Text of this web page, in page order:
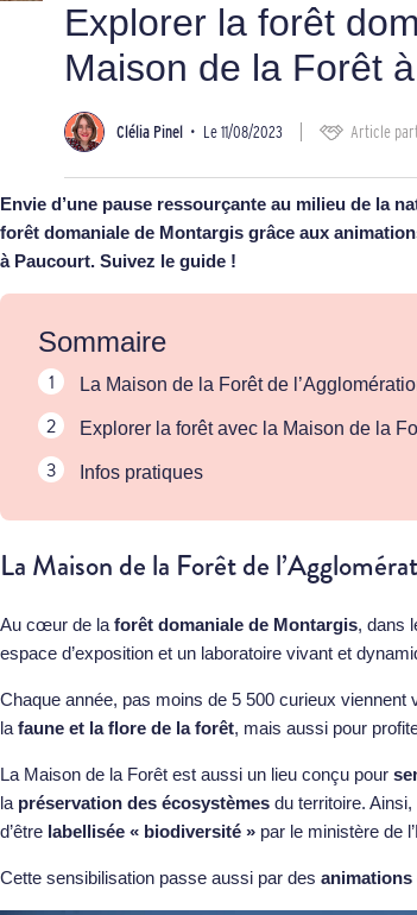
Explorer la forêt
Maison de la Forêt
Clélia Pinel • Le 11/08/2023 Article
Envie d’une pause ressourçante au milieu de la
forêt domaniale de Montargis grâce aux
à Paucourt. Suivez le guide !
Sommaire
La Maison de la Forêt de
Explorer la forêt avec la Maison de la
Infos pratiques
La Maison de la Forêt de
Au cœur de la forêt domaniale de Montargis, dans
espace d’exposition et un laboratoire vivant et
Chaque année, pas moins de 5 500 curieux
la faune et la flore de la forêt, mais aussi pour
La Maison de la Forêt est aussi un lieu conçu pour
la préservation des écosystèmes du territoire.
d’être labellisée « biodiversité » par le ministère de
Cette sensibilisation passe aussi par des